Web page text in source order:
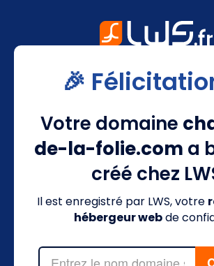
🎉
Votre domaine
de-la-folie.com a
créé chez
Il est enregistré par LWS, votre
hébergeur webde